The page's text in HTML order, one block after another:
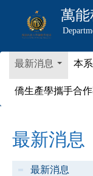
萬
最新消息 本
僑生產學攜手合
最新消息
最新消息